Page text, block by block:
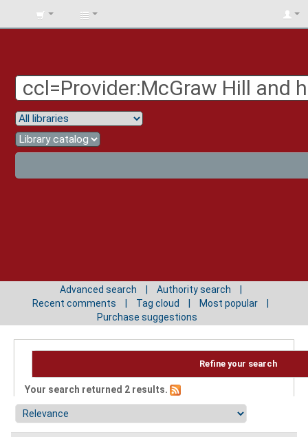
BIBLIOTECA
Advanced search
Authority search
Recent comments
Tag cloud
Most popular
Purchase suggestions
Refine your search
Your search returned 2 results.